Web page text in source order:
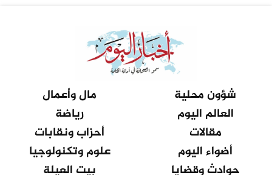
شؤون محلية
مال وأعمال
العالم اليوم
رياضة
مقالات
أحزاب ونقابات
أضواء اليوم
علوم وتكنولوجيا
حوادث وقضايا
بيت العيلة